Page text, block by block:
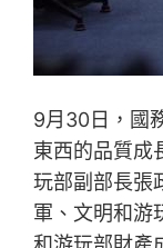
9月30日，國
東西的品質成
玩部副部長張
軍、文明和游